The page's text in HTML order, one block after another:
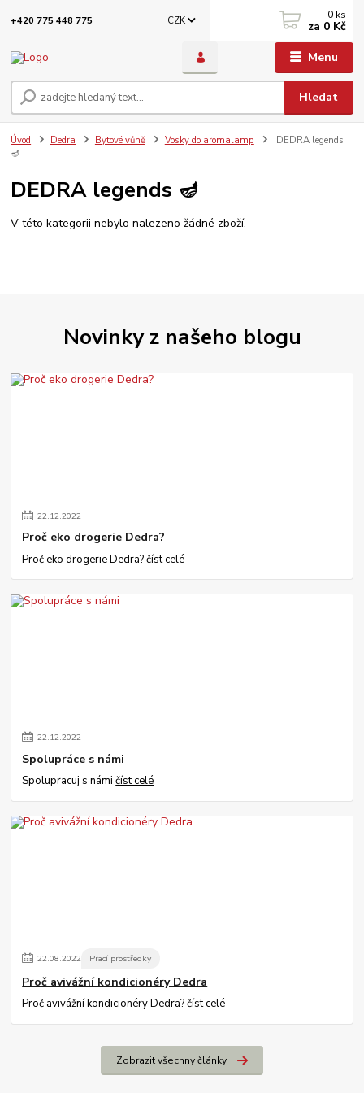
Menu
CZK
Hledat
+420 775 448 775 0 ks
za 0 Kč
Úvod Dedra Bytové vůně Vosky do aromalamp
DEDRA legends
🪔
DEDRA legends 🪔
V této kategorii nebylo nalezeno žádné zboží.
Novinky z našeho blogu
22.12.2022
Proč eko drogerie Dedra?
Proč eko drogerie Dedra?číst celé
22.12.2022
Spolupráce s námi
Spolupracuj s námičíst celé
22.08.2022 Prací prostředky
Proč avivážní kondicionéry Dedra
Proč avivážní kondicionéry Dedra?číst celé
Zobrazit všechny články